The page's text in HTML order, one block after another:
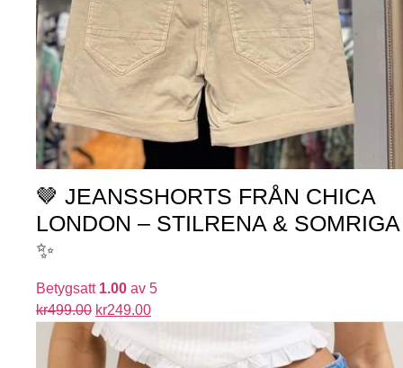
🤎 JEANSSHORTS FRÅN CHICA
LONDON – STILRENA & SOMRIGA
✨
Betygsatt 1.00 av 5
kr499.00 kr249.00